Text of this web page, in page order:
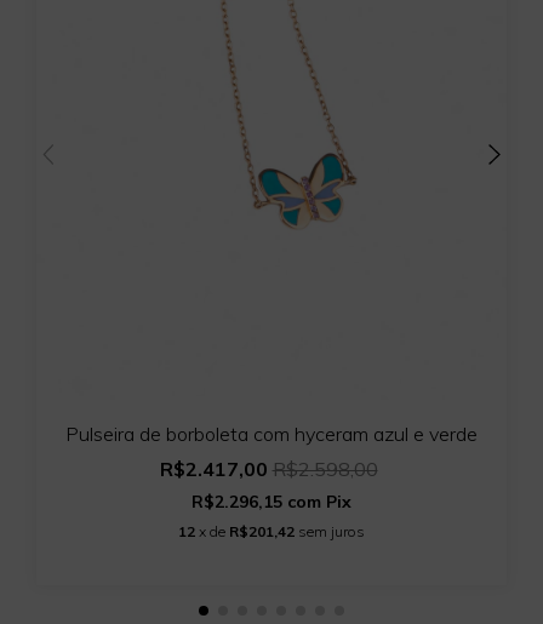
Pulseira de borboleta com hyceram azul e verde
R$2.417,00 R$2.598,00
R$2.296,15 com Pix
12 x de R$201,42 sem juros